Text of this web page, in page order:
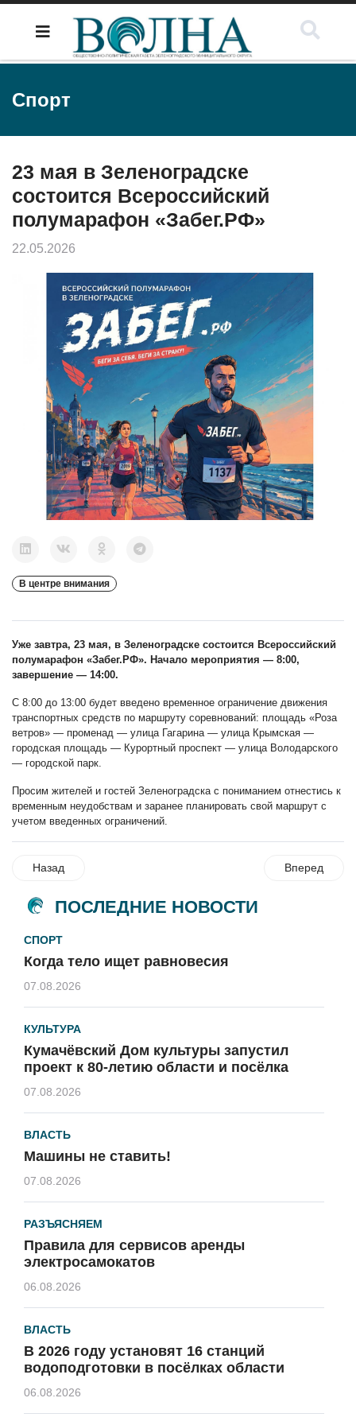
Спорт
23 мая в Зеленоградске
состоится Всероссийский
полумарафон «Забег.РФ»
22.05.2026
В центре внимания
Уже завтра, 23 мая, в Зеленоградске состоится Всероссийский
полумарафон «Забег.РФ». Начало мероприятия — 8:00,
завершение — 14:00.
С 8:00 до 13:00 будет введено временное ограничение движения
транспортных средств по маршруту соревнований: площадь «Роза
ветров» — променад — улица Гагарина — улица Крымская —
городская площадь — Курортный проспект — улица Володарского
— городской парк.
Просим жителей и гостей Зеленоградска с пониманием отнестись к
временным неудобствам и заранее планировать свой маршрут с
учетом введенных ограничений.
Назад Вперед
ПОСЛЕДНИЕ НОВОСТИ
СПОРТ
Когда тело ищет равновесия
07.08.2026
КУЛЬТУРА
Кумачёвский Дом культуры запустил
проект к 80-летию области и посёлка
07.08.2026
ВЛАСТЬ
Машины не ставить!
07.08.2026
РАЗЪЯСНЯЕМ
Правила для сервисов аренды
электросамокатов
06.08.2026
ВЛАСТЬ
В 2026 году установят 16 станций
водоподготовки в посёлках области
06.08.2026